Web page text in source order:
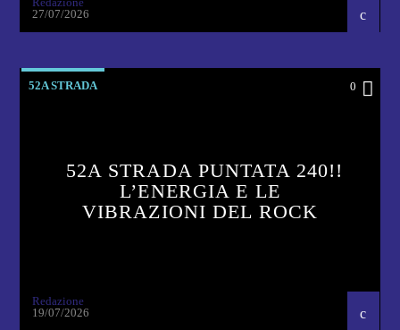
27/07/2026
52A STRADA 0
52A STRADA PUNTATA 240!!
L’ENERGIA E LE
VIBRAZIONI DEL ROCK
Redazione
19/07/2026